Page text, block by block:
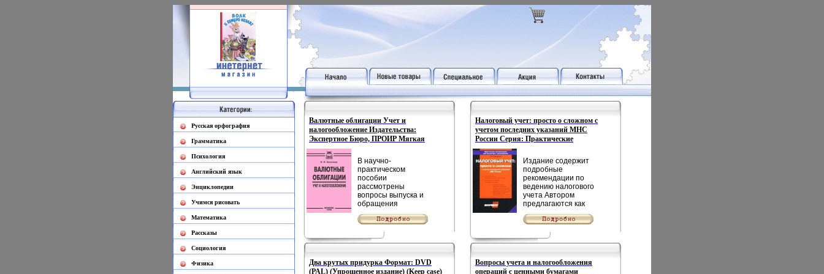
Русская орфография
Грамматика
Психология
Английский язык
Энциклопедии
Учимся рисовать
Математика
Рассказы
Социология
Физика
Валютные облигации Учет и
налогообложение Издательства:
Экспертное Бюро, ПРОИР Мягкая
обложка, 144 стр ISBN 5-7990-0126-5
Тираж: 3000 экз Формат: 84x104/32
(~220x240 мм) инфо 8982n.
В научно-
практическом
пособии
рассмотрены
вопросы выпуска и
обращения
облигаций
внутреннего
валютного
показаны
организация учета и
Два крутых придурка Формат: DVD
(PAL) (Упрощенное издание) (Keep case)
Налоговый учет: просто о сложном с
учетом последних указаний МНС
России Серия: Практические
рекомендации для бухгалтера и
руководителя инфо 8983n.
Издание содержит
подробные
рекомендации по
ведению налогового
учета Автором
предлагаются как
способы совмещения
регистров
налогового учета, так
Материалы
подготовлаъкмяены с
Вопросы учета и налогообложения
операций с ценными бумагами